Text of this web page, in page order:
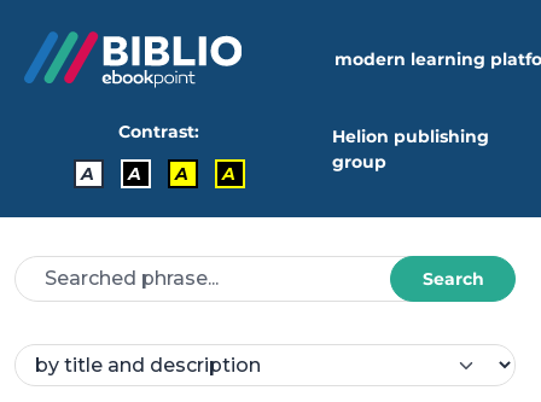
modern learning
Contrast:
A
A A A
Helion publishing
group
Search